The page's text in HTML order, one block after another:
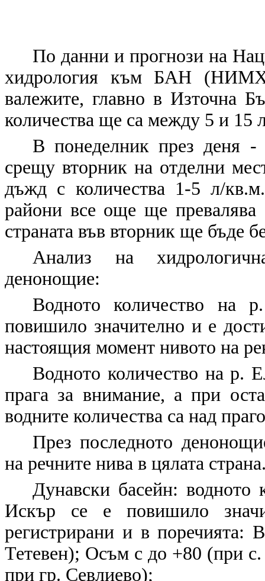
По данни и прогнози на
хидрология към БАН
валежите, главно в Източна
количества ще са между 5 и 15
В понеделник през деня
срещу вторник на отделни
дъжд с количества 1-5 л/
райони все още ще превалява
страната във вторник ще бъде
Анализ на
денонощие:
Водното количество
повишило значително и е
настоящия момент нивото на
Водното количество на р.
прага за внимание, а при
водните количества са над
През последното
на речните нива в цялата
Дунавски басейн:
Искър се е повишило
регистрирани и в
Тетевен); Осъм с до +80 (при
при гр. Севлиево);